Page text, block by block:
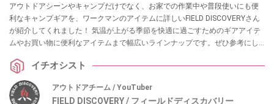
アウトドアシーンやキャンプだけでなく、お家での作業中や普段使いにも便
利なキャンプギアを、ワークマンのアイテムに詳しいFIELD DISCOVERYさん
が紹介してくれました！ 気温が上がる季節を快適に過ごすためのギアアイテ
ムやお買い物に便利なアイテムまで幅広いラインナップです。ぜひ参考にし
イチオシスト
アウトドアチーム / YouTuber
FIELD DISCOVERY / フィールドディスカバリー